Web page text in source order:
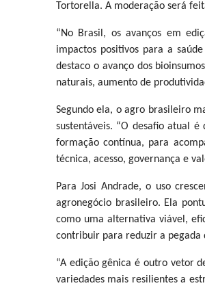
Tortorella. A moderação será
“No Brasil, os avanços em
impactos positivos para a
destaco o avanço dos
naturais, aumento de
Segundo ela, o agro brasileiro
sustentáveis. “O desafio atual
formação contínua, para
técnica, acesso, governança e
Para Josi Andrade, o uso
agronegócio brasileiro. Ela
como uma alternativa viável,
contribuir para reduzir a pegada
“A edição gênica é outro vetor
variedades mais resilientes a